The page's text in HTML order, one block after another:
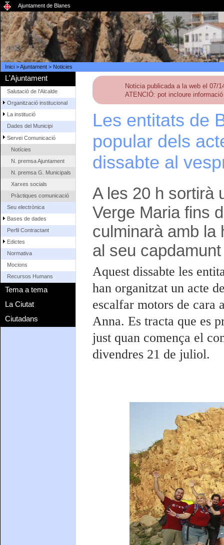
Ajuntament de Blanes
Inici>Ajuntament> Noticies
L'Ajuntament
Salutació de l'Alcalde
Organització institucional
La institució
Dades del Municipi
Servei Comunicació
Notícies
N. premsa Ajuntament
N. premsa G. Municipals
Xarxes socials
Pràctiques comunicació
Seu electrònica
Bases de dades
Perfil Contractant
Edictes
Normativa
Mocions
Recursos Humans
Tema a tema
La Ciutat
Ciutadans
Noticia publicada a la web el 07/
ATENCIÓ: pot incloure
Les entitats de
popular dels
dissabte al
A les 20 h sortirà
Verge Maria fins
culminarà amb la
al seu capdamunt
Aquest dissabte les
han organitzat un acte
escalfar motors de cara
Anna. Es tracta que es
just quan comença el
divendres 21 de juliol.